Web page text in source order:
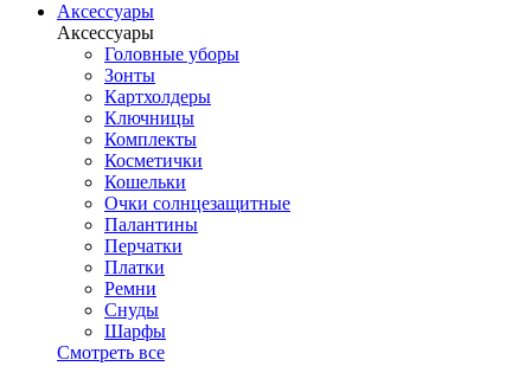
Аксессуары
Аксессуары
Головные уборы
Зонты
Картхолдеры
Ключницы
Комплекты
Косметички
Кошельки
Очки солнцезащитные
Палантины
Перчатки
Платки
Ремни
Снуды
Шарфы
Смотреть все